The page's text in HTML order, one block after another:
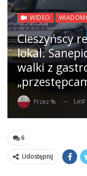
WIDEO
Cieszyńscy
lokal.
walki z
Przez %
6
Udostępnij